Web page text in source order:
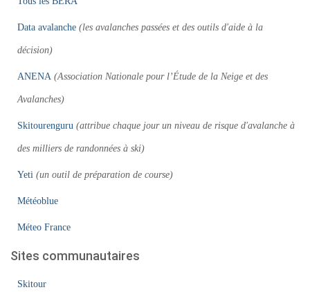
Data avalanche (les avalanches passées et des outils d'aide à la
décision)
ANENA (Association Nationale pour l’Étude de la Neige et des
Avalanches)
Skitourenguru (attribue chaque jour un niveau de risque d'avalanche à
des milliers de randonnées à ski)
Yeti (un outil de préparation de course)
Météoblue
Méteo France
Sites communautaires
Skitour